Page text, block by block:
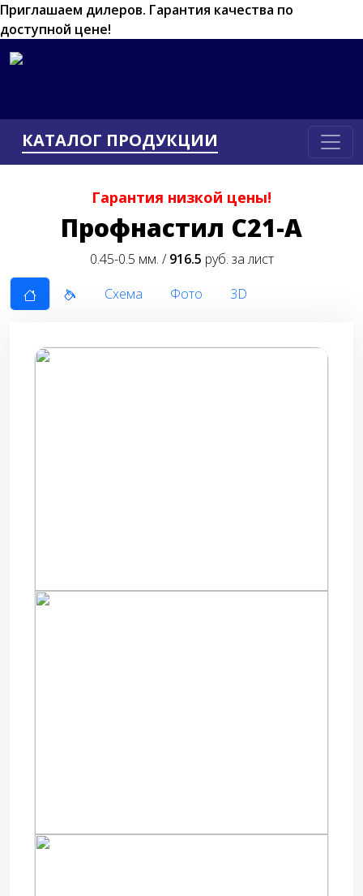
Приглашаем дилеров. Гарантия качества по
доступной цене!
КАТАЛОГ ПРОДУКЦИИ
Гарантия низкой цены!
Профнастил С21-А
0.45-0.5 мм. /916.5 руб. за лист
Схема
Фото 3D